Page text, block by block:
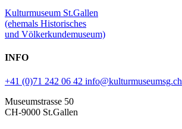
Kulturmuseum St.Gallen
(ehemals Historisches
und Völkerkundemuseum)
INFO
+41 (0)71 242 06 42 info@kulturmuseumsg.ch
Museumstrasse 50
CH-9000 St.Gallen